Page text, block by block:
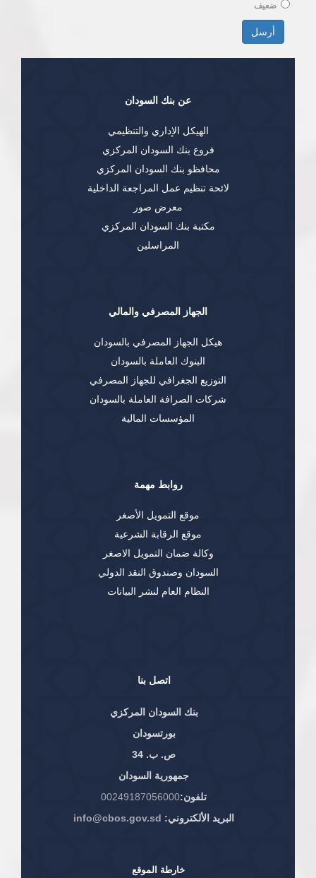
ضعيف
الخيارات
أرسل
اتصل بنا
بنك السودان المركزي
بورتسودان
ص. ب. 34
جمهورية السودان
تلفون:00249187056000
البريد الألكتروني: info@cbos.gov.sd
عن بنك السودان
الهيكل الإداري والتنظيمي
فروع بنك السودان المركزي
محافظو بنك السودان المركزي
لائحة تنظيم عمل المراجعة الداخلية
معرض صور
مكتبة بنك السودان المركزي
المراسلين
الجهاز المصرفي والمالي
هيكل الجهاز المصرفي بالسودان
البنوك العاملة بالسودان
التوزيع الجغرافي للجهاز المصرفي
شركات الصرافة العاملة بالسودان
المؤسسات المالية
روابط مهمة
موقع التمويل الأصغر
موقع الرقابة الشرعية
وكالة ضمان التمويل الاصغر
السودان وصندوق النقد الدولي
النظام العام لنشر البيانات
خارطة الموقع